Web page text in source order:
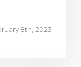
8th, 2023